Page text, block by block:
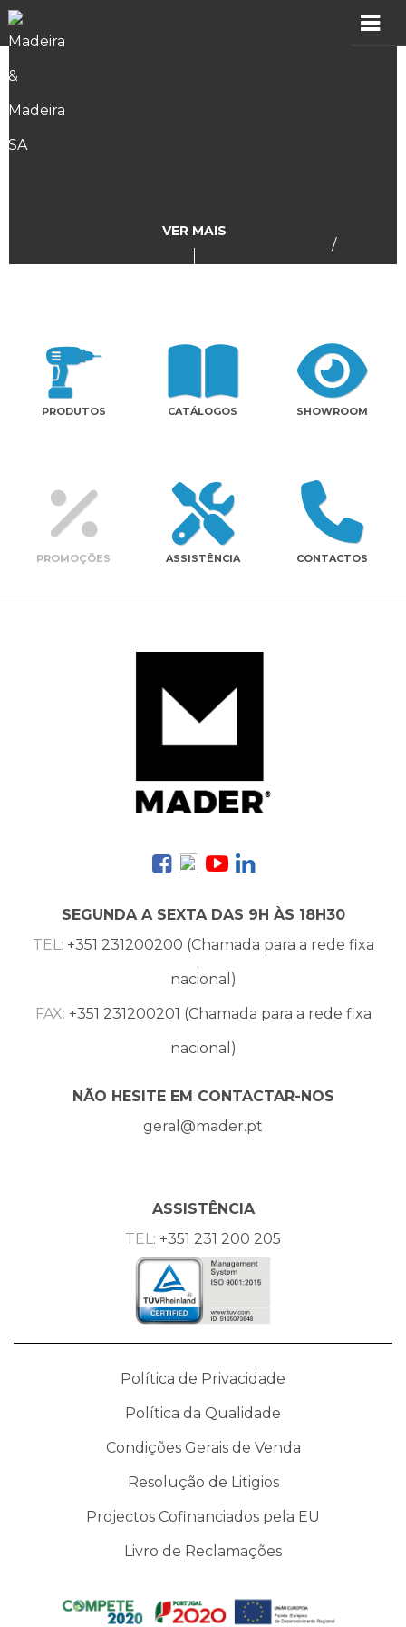
Assistência
Contactos
/
VER MAIS
PRODUTOS CATÁLOGOS SHOWROOM
PROMOÇÕES ASSISTÊNCIA CONTACTOS
SEGUNDA A SEXTA DAS 9H ÀS 18H30
TEL: +351 231200200 (Chamada para a rede fixa
nacional)
FAX: +351 231200201 (Chamada para a rede fixa
nacional)
NÃO HESITE EM CONTACTAR-NOS
geral@mader.pt
ASSISTÊNCIA
TEL: +351 231 200 205
Política de Privacidade
Política da Qualidade
Condições Gerais de Venda
Resolução de Litigios
Projectos Cofinanciados pela EU
Livro de Reclamações